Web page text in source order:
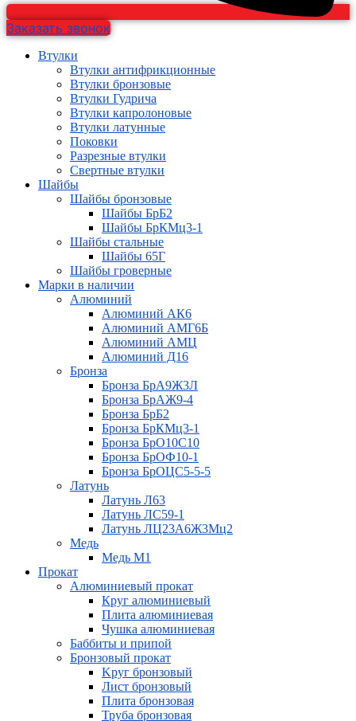
Заказать звонок
Втулки
Втулки антифрикционные
Втулки бронзовые
Втулки Гудрича
Втулки капролоновые
Втулки латунные
Поковки
Разрезные втулки
Свертные втулки
Шайбы
Шайбы бронзовые
Шайбы БрБ2
Шайбы БрКМц3-1
Шайбы стальные
Шайбы 65Г
Шайбы гроверные
Марки в наличии
Алюминий
Алюминий АК6
Алюминий АМГ6Б
Алюминий АМЦ
Алюминий Д16
Бронза
Бронза БрА9Ж3Л
Бронза БрАЖ9-4
Бронза БрБ2
Бронза БрКМц3-1
Бронза БрО10С10
Бронза БрОФ10-1
Бронза БрОЦС5-5-5
Латунь
Латунь Л63
Латунь ЛС59-1
Латунь ЛЦ23А6Ж3Мц2
Медь
Медь М1
Прокат
Алюминиевый прокат
Круг алюминиевый
Плита алюминиевая
Чушка алюминиевая
Баббиты и припой
Бронзовый прокат
Kруг бронзовый
Лист бронзовый
Плита бронзовая
Труба бронзовая